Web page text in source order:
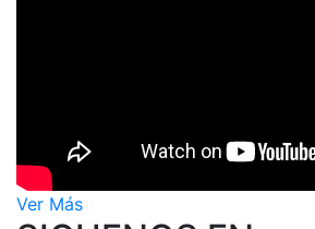
Ver Más